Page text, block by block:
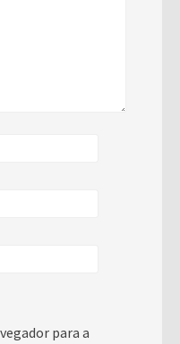
para a